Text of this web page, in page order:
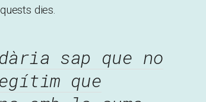
dies.
sap que no
que